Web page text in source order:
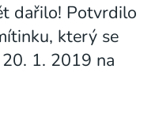
dařilo! Potvrdilo
který se
1. 2019 na